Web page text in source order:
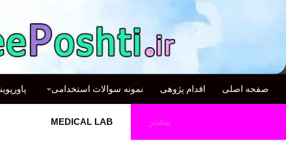
صفحه اصلی اقدام پژوهی نمونه سوالات استخدامی
MEDICAL LAB بیشتر